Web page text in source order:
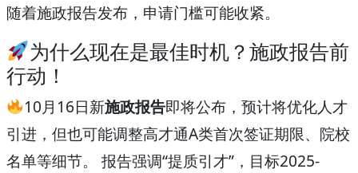
随着施政报告发布，申请门槛可能收紧。
为什么现在是最佳时机？施政报告前
行动！
10月16日新施政报告即将公布，预计将优化人才
引进，但也可能调整高才通A类首次签证期限、院校
名单等细节。 报告强调“提质引才”，目标2025-